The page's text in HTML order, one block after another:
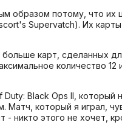
образом потому, что
Supervatch). Их
карт, сделанных
количество
Black Ops II,
который я играл,
- никто этого не хочет,